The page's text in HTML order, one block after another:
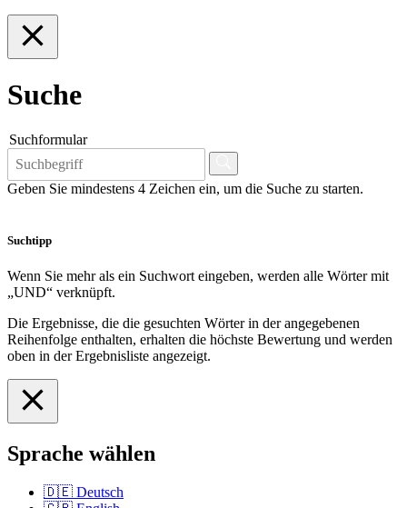
Suche
Suchformular
Geben Sie mindestens 4 Zeichen ein, um die Suche zu starten.
Suchtipp
Wenn Sie mehr als ein Suchwort eingeben, werden alle Wörter mit
„UND“ verknüpft.
Die Ergebnisse, die die gesuchten Wörter in der angegebenen
Reihenfolge enthalten, erhalten die höchste Bewertung und werden
oben in der Ergebnisliste angezeigt.
Sprache wählen
🇩🇪 Deutsch